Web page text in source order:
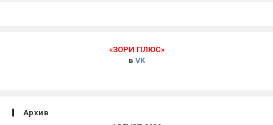
«ЗОРИ ПЛЮС»
в VK
Архив